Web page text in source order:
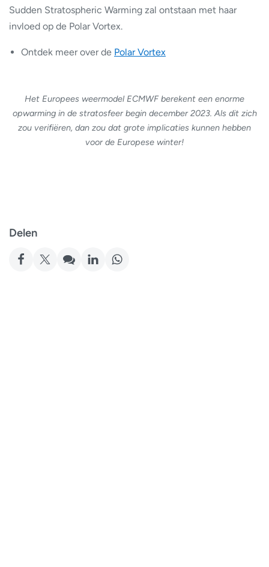
Sudden Stratospheric Warming zal ontstaan met haar
invloed op de Polar Vortex.
Ontdek meer over de Polar Vortex
Het Europees weermodel ECMWF berekent een enorme
opwarming in de stratosfeer begin december 2023. Als dit zich
zou verifiëren, dan zou dat grote implicaties kunnen hebben
voor de Europese winter!
Delen